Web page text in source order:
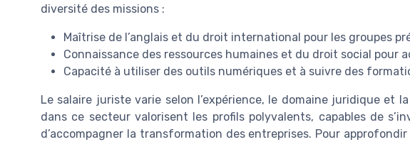
diversité des missions :
Maîtrise de l’anglais et du droit international pour les groupes
Connaissance des ressources humaines et du droit social pour
Capacité à utiliser des outils numériques et à suivre des
Le salaire juriste varie selon l’expérience, le domaine juridique et
dans ce secteur valorisent les profils polyvalents, capables de
d’accompagner la transformation des entreprises. Pour